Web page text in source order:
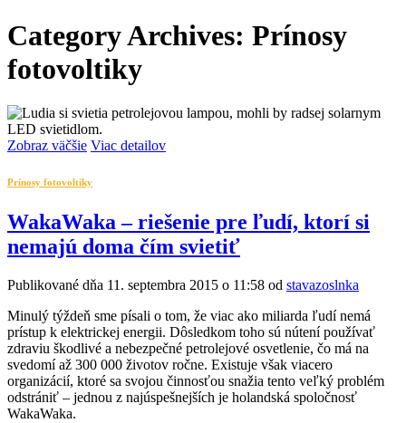
Category Archives: Prínosy
fotovoltiky
Zobraz väčšie Viac detailov
Prínosy fotovoltiky
WakaWaka – riešenie pre ľudí, ktorí si
nemajú doma čím svietiť
Publikované dňa 11. septembra 2015 o 11:58 od stavazoslnka
Minulý týždeň sme písali o tom, že viac ako miliarda ľudí nemá
prístup k elektrickej energii. Dôsledkom toho sú nútení používať
zdraviu škodlivé a nebezpečné petrolejové osvetlenie, čo má na
svedomí až 300 000 životov ročne. Existuje však viacero
organizácií, ktoré sa svojou činnosťou snažia tento veľký problém
odstrániť – jednou z najúspešnejších je holandská spoločnosť
WakaWaka.